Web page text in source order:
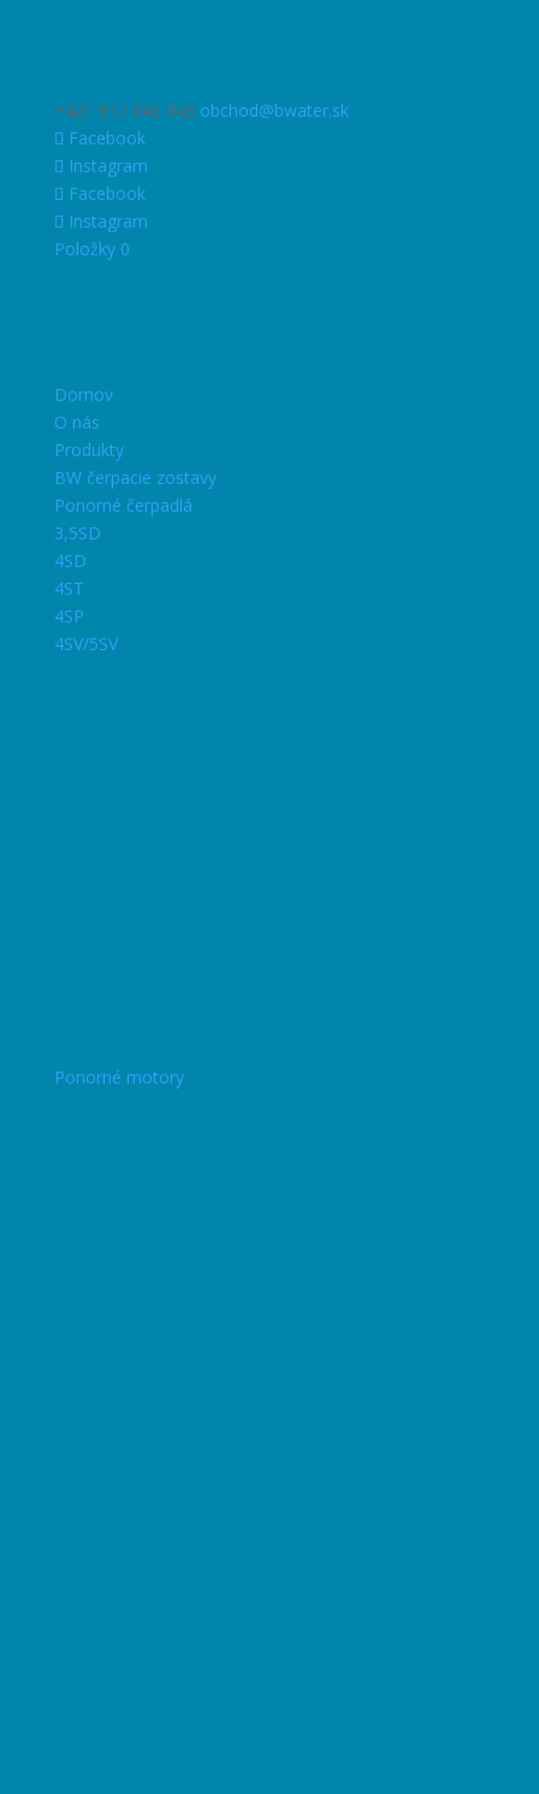
+421 917 045 849 obchod@bwater.sk
Facebook
Instagram
Facebook
Instagram
Položky 0
Domov
O nás
Produkty
BW čerpacie zostavy
Ponorné čerpadlá
3,5SD
4SD
4ST
4SP
4SV/5SV
Ponorné motory